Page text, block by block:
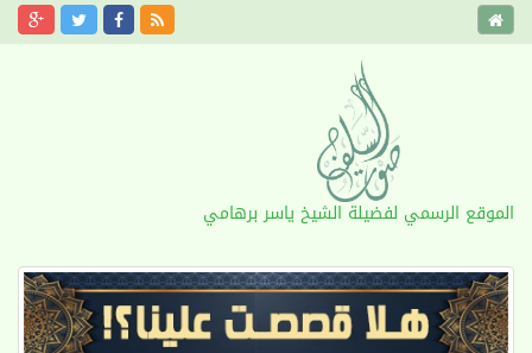
الموقع الرسمي لفضيلة الشيخ ياسر برهامي